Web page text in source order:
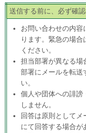
送信する前に、必ず確
お問い合わせの内容
ります。緊急の場
ください。
担当部署が異なる場
部署にメールを転送
い。
個人や団体への誹謗
しません。
回答は原則として
にて回答する場合が